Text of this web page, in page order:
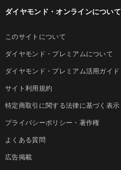
ダイヤモンド・オンラインについて
このサイトについて
ダイヤモンド・プレミアムについて
ダイヤモンド・プレミアム活用ガイド
サイト利用規約
特定商取引に関する法律に基づく表示
プライバシーポリシー・著作権
よくある質問
広告掲載